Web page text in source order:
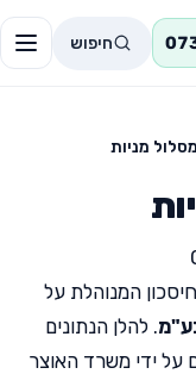
חיפוש
מניות
המנוהלת על
. להלן הנתונים
על ידי משרד האוצר